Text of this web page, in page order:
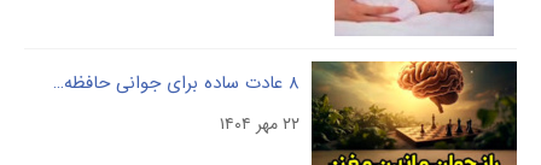
۸ عادت ساده برای جوانی حافظه تا پس از ۷۰ سالگی
۲۲ مهر ۱۴۰۴